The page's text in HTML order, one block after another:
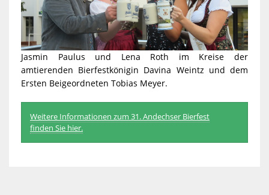
Jasmin Paulus und Lena Roth im Kreise der
amtierenden Bierfestkönigin Davina Weintz und dem
Ersten Beigeordneten Tobias Meyer.
Weitere Informationen zum 31. Andechser Bierfest
finden Sie hier.